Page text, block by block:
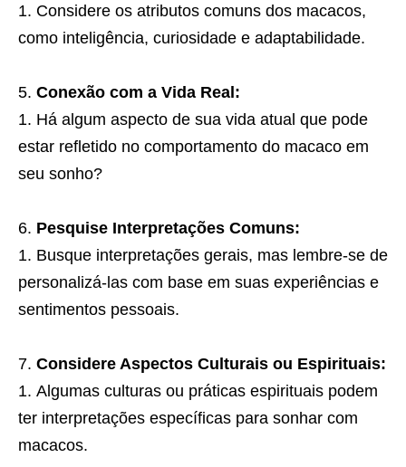
Considere os atributos comuns dos macacos,
como inteligência, curiosidade e adaptabilidade.
Conexão com a Vida Real:
Há algum aspecto de sua vida atual que pode
estar refletido no comportamento do macaco em
seu sonho?
Pesquise Interpretações Comuns:
Busque interpretações gerais, mas lembre-se de
personalizá-las com base em suas experiências e
sentimentos pessoais.
Considere Aspectos Culturais ou Espirituais:
Algumas culturas ou práticas espirituais podem
ter interpretações específicas para sonhar com
macacos.